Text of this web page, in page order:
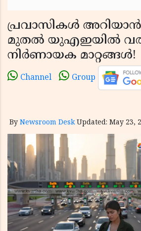
പ്രവാസികൾ
മുതൽ യുഎഇയിൽ
നിർണായക മാറ്റങ്ങൾ!
Channel Group
By Newsroom Desk Updated: May 23,